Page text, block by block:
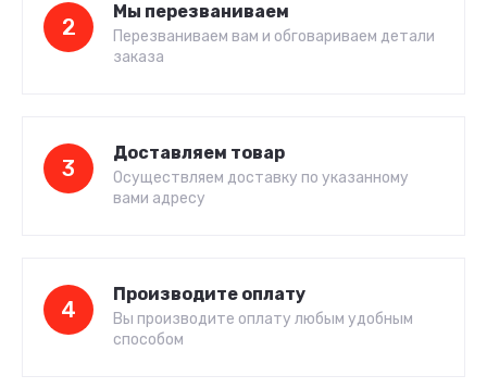
2
Мы перезваниваем
Перезваниваем вам и обговариваем детали
заказа
3
Доставляем товар
Осуществляем доставку по указанному
вами адресу
4
Производите оплату
Вы производите оплату любым удобным
способом